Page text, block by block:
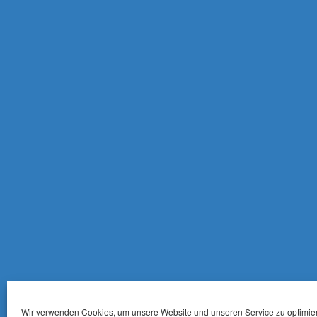
Wir verwenden Cookies, um unsere Website und unseren Service zu